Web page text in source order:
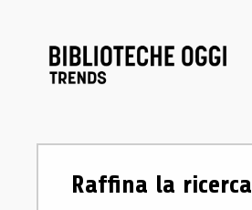
Raffina la ricerca